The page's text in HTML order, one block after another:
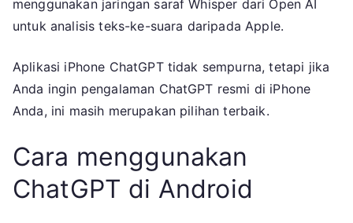
menggunakan jaringan saraf Whisper dari Open AI
untuk analisis teks-ke-suara daripada Apple.
Aplikasi iPhone ChatGPT tidak sempurna, tetapi jika
Anda ingin pengalaman ChatGPT resmi di iPhone
Anda, ini masih merupakan pilihan terbaik.
Cara menggunakan
ChatGPT di Android